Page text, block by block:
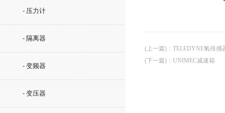
- 压力计
- 隔离器
- 变频器
- 变压器
(上一篇) ： TELEDYNE氧传感
(下一篇) ： UNIMEC减速箱